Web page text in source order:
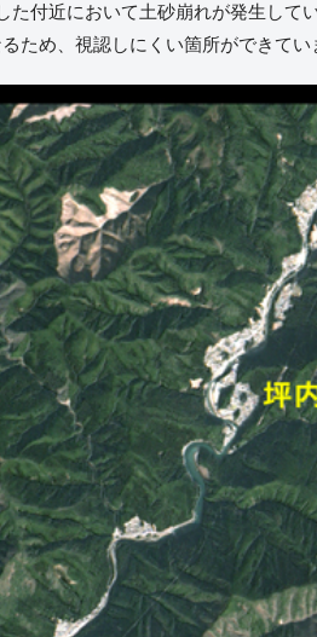
付近において土砂崩れが発生して
ため、視認しにくい箇所ができてい